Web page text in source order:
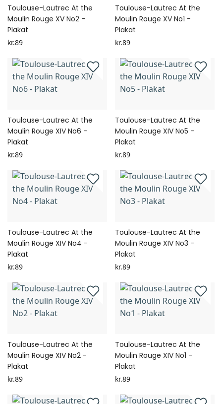
Toulouse-Lautrec At the
Moulin Rouge XV No2 -
Plakat
kr.89
Toulouse-Lautrec At the
Moulin Rouge XV No1 -
Plakat
kr.89
Toulouse-Lautrec At the
Moulin Rouge XIV No6 -
Plakat
kr.89
Toulouse-Lautrec At the
Moulin Rouge XIV No5 -
Plakat
kr.89
Toulouse-Lautrec At the
Moulin Rouge XIV No4 -
Plakat
kr.89
Toulouse-Lautrec At the
Moulin Rouge XIV No3 -
Plakat
kr.89
Toulouse-Lautrec At the
Moulin Rouge XIV No2 -
Plakat
kr.89
Toulouse-Lautrec At the
Moulin Rouge XIV No1 -
Plakat
kr.89